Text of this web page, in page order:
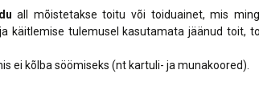
all mõistetakse toitu või toiduainet, mis
käitlemise tulemusel kasutamata jäänud toit,
ei kõlba söömiseks (nt kartuli- ja munakoored).